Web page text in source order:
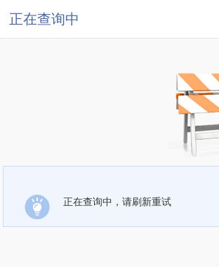
正在查询中
正在查询中，请刷新重试